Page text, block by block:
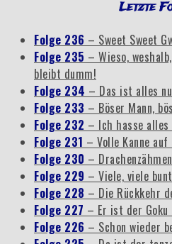
Letzte
Folge 236 – Sweet Sweet
Folge 235 – Wieso,
bleibt dumm!
Folge 234 – Das ist alles
Folge 233 – Böser Mann,
Folge 232 – Ich hasse alles
Folge 231 – Volle Kanne
Folge 230 –
Folge 229 – Viele, viele
Folge 228 – Die Rückkehr
Folge 227 – Er ist der
Folge 226 – Schon wieder